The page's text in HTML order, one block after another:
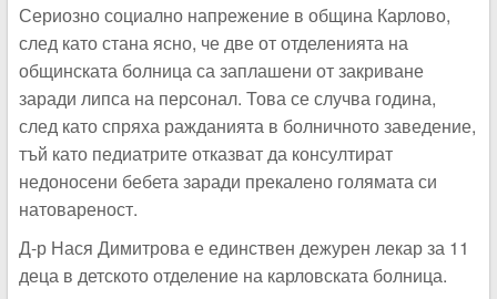
Сериозно социално напрежение в община Карлово,
след като стана ясно, че две от отделенията на
общинската болница са заплашени от закриване
заради липса на персонал. Това се случва година,
след като спряха ражданията в болничното заведение,
тъй като педиатрите отказват да консултират
недоносени бебета заради прекалено голямата си
натовареност.
Д-р Нася Димитрова е единствен дежурен лекар за 11
деца в детското отделение на карловската болница.